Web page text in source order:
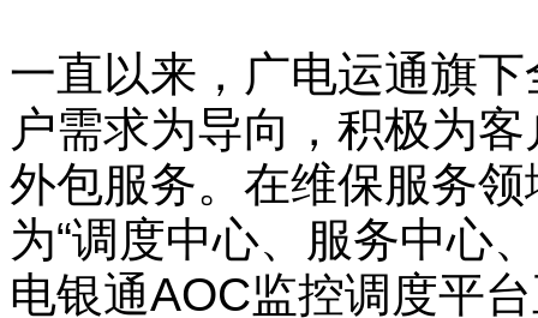
一直以来，广电运通旗
户需求为导向，积极为
外包服务。在维保服务
为“调度中心、服务中心
电银通AOC监控调度平